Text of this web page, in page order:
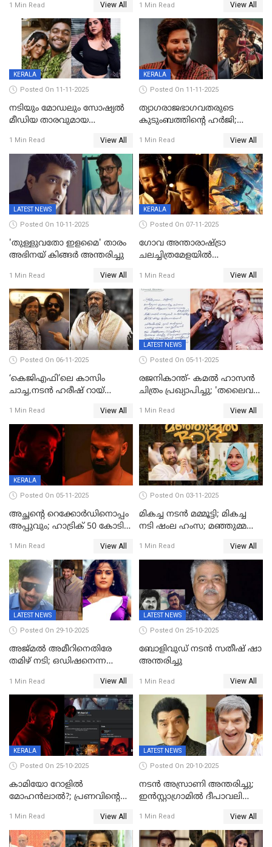
ബിയര്‍ കുപ്പി തലയ്ക്ക് അടിച്ച്
പൊട്ടിക്കുമെന്ന്
ഭീഷണി;അശ്ലീല
മെസേജുകളും വെളിപ്പെടുത്തി
മൃദുല വിജയ്
1 Min Read View All
വില്ലത്തരത്തിന്റെ അങ്ങേയറ്റം;
മമ്മൂട്ടി മാജിക്ക്, കളങ്കാവല്‍
ട്രെയിലര്‍ പുറത്ത്
1 Min Read View All
KERALA
Posted On 11-11-2025
നടിയും മോഡലും സോഷ്യൽ
മീഡിയ താരവുമായ
ഇന്ന്‌ നല്ലൊരു ബിസി ഡേ
ആയിരുന്നുവെന്ന് നന്ദിത
ശങ്കര
1 Min Read View All
KERALA
Posted On 11-11-2025
ത്യാഗരാജഭാഗവതരുടെ
കുടുംബത്തിന്റെ ഹര്‍ജി;
ഹൈക്കോടതി നോട്ടീസ്‌
1 Min Read View All
LATEST NEWS
Posted On 10-11-2025
'തുള്ളുവതോ ഇളമൈ' താരം
അഭിനയ് കിങ്ങർ അന്തരിച്ചു
1 Min Read View All
KERALA
Posted On 07-11-2025
ഗോവ അന്താരാഷ്ട്രാ
ചലച്ചിത്രമേളയില്‍
മലയാളത്തില്‍നിന്ന്
ഏകചിത്രമായി 'എആര്‍എം';
1 Min Read View All
Posted On 06-11-2025
‘കെജിഎഫി’ലെ കാസിം
ചാച്ച,നടൻ ഹരീഷ് റായ്
1 Min Read View All
LATEST NEWS
Posted On 05-11-2025
രജനികാന്ത്- കമൽ ഹാസൻ
ചിത്രം പ്രഖ്യാപിച്ചു; 'തലൈവർ
1 Min Read View All
KERALA
Posted On 05-11-2025
അച്ഛന്റെ റെക്കോർഡിനൊപ്പം
അപ്പുവും; ഹാട്രിക് 50 കോടി
മോഹൻലാൽ, 'ഡീയസ്
ഈറേ' കുതിപ്പ്
1 Min Read View All
Posted On 03-11-2025
മികച്ച നടൻ മമ്മൂട്ടി; മികച്ച
നടി ഷംല ഹംസ; മഞ്ഞുമ്മൽ
1 Min Read View All
LATEST NEWS
Posted On 29-10-2025
അജ്മല്‍ അമീറിനെതിരേ
തമിഴ് നടി; ഒഡിഷനെന്ന
വിളിച്ചു, മോശം പെരുമാറ്റം
1 Min Read View All
LATEST NEWS
Posted On 25-10-2025
ബോളിവുഡ് നടൻ സതീഷ് ഷാ
അന്തരിച്ചു
1 Min Read View All
KERALA
Posted On 25-10-2025
കാമിയോ റോളിൽ
മോഹൻലാൽ?; പ്രണവിന്റെ
പിന്നാലെ ഡിപി; ചർച്ചയായി
സോഷ്യൽ മീഡിയ ചിത്രങ്ങൾ
1 Min Read View All
LATEST NEWS
Posted On 20-10-2025
നടന്‍ അസ്രാണി അന്തരിച്ചു;
ഇന്‍‌സ്റ്റാഗ്രാമില്‍ ദീപാവലി
മണിക്കൂറുകള്‍ക്കകം
വിയോഗം
1 Min Read View All